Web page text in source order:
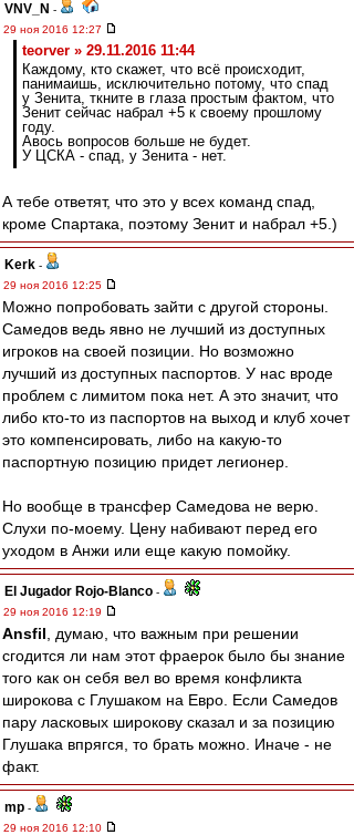
VNV_N -
29 ноя 2016 12:27
teorver » 29.11.2016 11:44
Каждому, кто скажет, что всё происходит,
панимаишь, исключительно потому, что спад
у Зенита, ткните в глаза простым фактом, что
Зенит сейчас набрал +5 к своему прошлому
году.
Авось вопросов больше не будет.
У ЦСКА - спад, у Зенита - нет.
А тебе ответят, что это у всех команд спад,
кроме Спартака, поэтому Зенит и набрал +5.)
Kerk -
29 ноя 2016 12:25
Можно попробовать зайти с другой стороны.
Самедов ведь явно не лучший из доступных
игроков на своей позиции. Но возможно
лучший из доступных паспортов. У нас вроде
проблем с лимитом пока нет. А это значит, что
либо кто-то из паспортов на выход и клуб хочет
это компенсировать, либо на какую-то
паспортную позицию придет легионер.
Но вообще в трансфер Самедова не верю.
Слухи по-моему. Цену набивают перед его
уходом в Анжи или еще какую помойку.
El Jugador Rojo-Blanco -
29 ноя 2016 12:19
Ansfil , думаю, что важным при решении
сгодится ли нам этот фраерок было бы знание
того как он себя вел во время конфликта
широкова с Глушаком на Евро. Если Самедов
пару ласковых широкову сказал и за позицию
Глушака впрягся, то брать можно. Иначе - не
факт.
mp -
29 ноя 2016 12:10